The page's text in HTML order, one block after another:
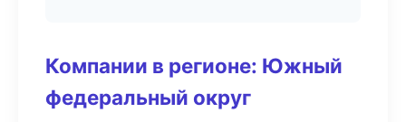
Компании в регионе: Южный
федеральный округ